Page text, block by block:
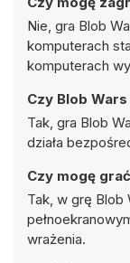
Nie, gra Blob
komputerach
komputerach
Czy Blob
Tak, gra Blob
działa
Czy mogę
Tak, w grę Blob
wrażenia.